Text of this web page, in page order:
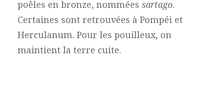
poêles en bronze, nommées sartago.
Certaines sont retrouvées à Pompéi et
Herculanum. Pour les pouilleux, on
maintient la terre cuite.